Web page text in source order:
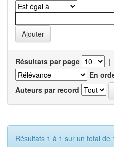
Résultats par page |
En
Auteurs par record
Résultats 1 à 1 sur un total de